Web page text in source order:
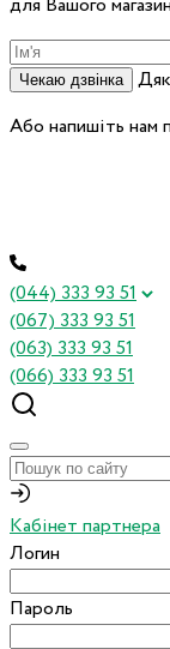
для Вашого
Чекаю дзвінка
Або напишіть нам
(044) 333 93 51
(067) 333 93 51
(063) 333 93 51
(066) 333 93 51
Кабінет партнера
Логин
Пароль